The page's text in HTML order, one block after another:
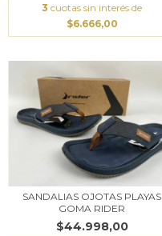
3 cuotas sin interés de
$6.666,00
SANDALIAS OJOTAS PLAYAS
GOMA RIDER
$44.998,00